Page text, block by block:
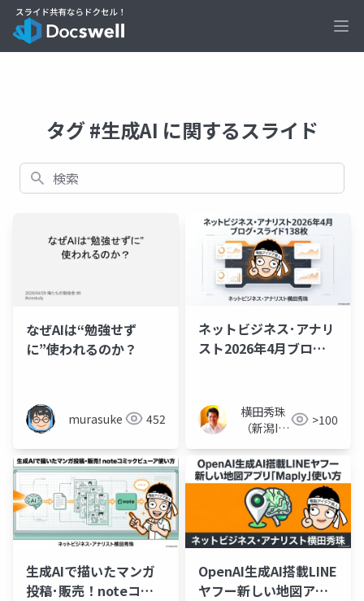
タグ #生成AI に関するスライド
検索
なぜAIは“勉強せず
に”使われるのか？
murasuke 452
ネットビジネス･アナリ
スト2026年4月ブログ･
横田秀珠
（新潟IT
タント）
>100
生成AIで描いたマンガ
投稿･販売！noteコミ
OpenAI生成AI搭載LINE
ヤフー新しい地図アプ